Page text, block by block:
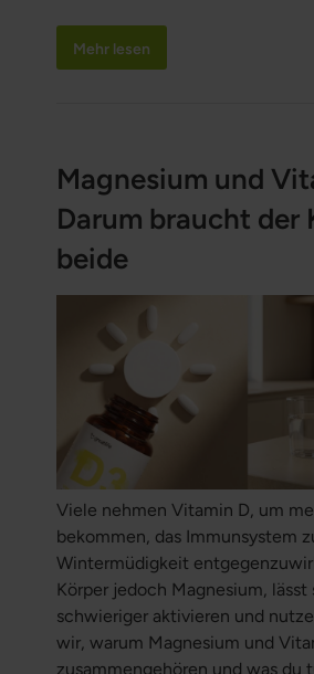
Mehr lesen
Magnesium und
Darum braucht der
beide
Viele nehmen Vitamin D, um
bekommen, das Immunsystem
Wintermüdigkeit
Körper jedoch Magnesium,
schwieriger aktivieren und
wir, warum Magnesium und
zusammengehören und was du